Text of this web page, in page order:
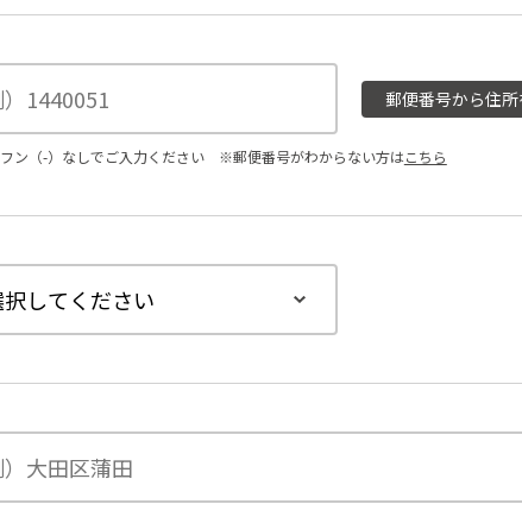
郵便番号から住
ン（-）なしでご入力ください ※郵便番号がわからない方はこちら